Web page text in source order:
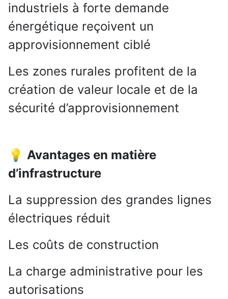
industriels à forte demande
énergétique reçoivent un
approvisionnement ciblé
Les zones rurales profitent de la
création de valeur locale et de la
sécurité d’approvisionnement
💡 Avantages en matière
d’infrastructure
La suppression des grandes lignes
électriques réduit
Les coûts de construction
La charge administrative pour les
autorisations